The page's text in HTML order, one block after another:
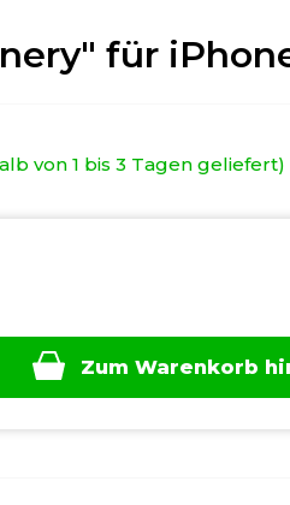
für
von 1 bis 3 Tagen geliefert)
Zum Warenkorb